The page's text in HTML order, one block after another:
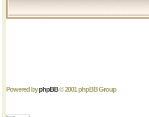
Powered byphpBB© 2001 phpBB Group